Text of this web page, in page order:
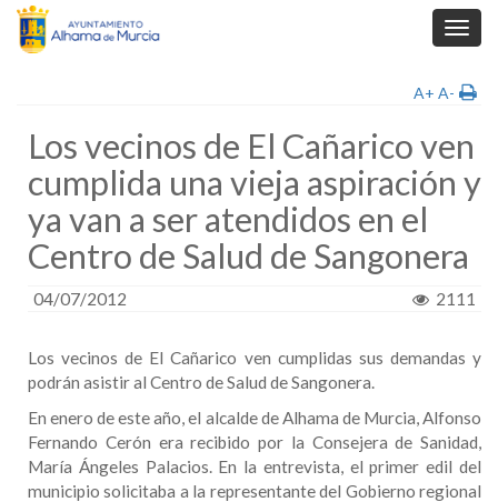
A+ A-
Los vecinos de El Cañarico ven
cumplida una vieja aspiración y
ya van a ser atendidos en el
Centro de Salud de Sangonera
04/07/2012 2111
Los vecinos de El Cañarico ven cumplidas sus demandas y
podrán asistir al Centro de Salud de Sangonera.
En enero de este año, el alcalde de Alhama de Murcia, Alfonso
Fernando Cerón era recibido por la Consejera de Sanidad,
María Ángeles Palacios. En la entrevista, el primer edil del
municipio solicitaba a la representante del Gobierno regional